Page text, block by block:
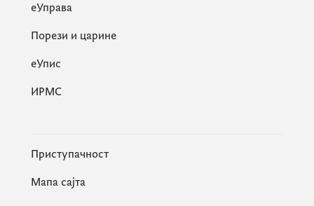
који су данас дали, једном врло
континуираним активностима да
Говорећи о значају иницијативе
Ћулафић је истакао да акција
еУправа
Порези и царине
eУпис
ИРМС
Приступачност
Мапа сајта